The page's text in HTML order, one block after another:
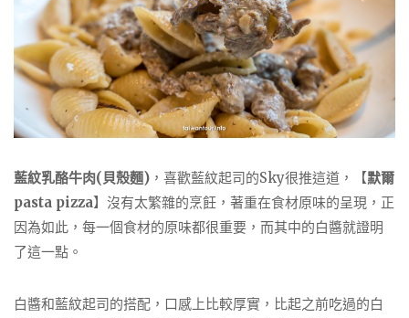
藍紋乳酪牛肉(貝殼麵) ，喜歡藍紋起司的Sky很推這道，【默爾
pasta pizza】沒有太繁雜的烹飪，著重在食材原味的呈現，正
因為如此，每一個食材的原味都很重要，而其中的白醬就證明
了這一點。
白醬和藍紋起司的搭配，口感上比較厚實，比起之前吃過的白